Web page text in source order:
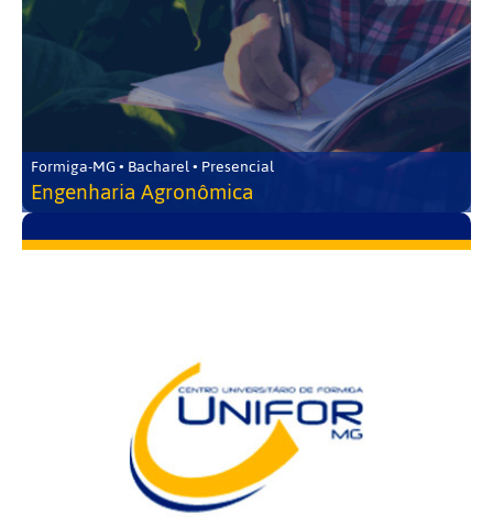
Formiga-MG • Bacharel • Presencial
Engenharia Agronômica